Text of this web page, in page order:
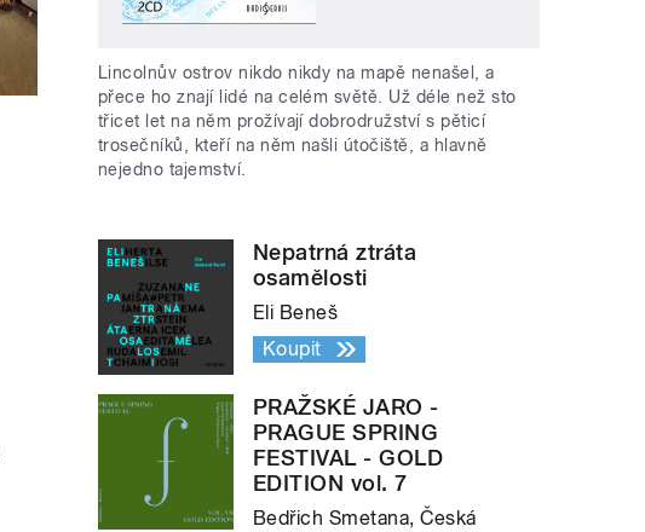
Lincolnův ostrov nikdo nikdy na mapě nenašel, a
přece ho znají lidé na celém světě. Už déle než sto
třicet let na něm prožívají dobrodružství s pěticí
trosečníků, kteří na něm našli útočiště, a hlavně
nejedno tajemství.
Nepatrná ztráta
osamělosti
Eli Beneš
Koupit
PRAŽSKÉ JARO -
PRAGUE SPRING
FESTIVAL - GOLD
EDITION vol. 7
Bedřich Smetana, Česká